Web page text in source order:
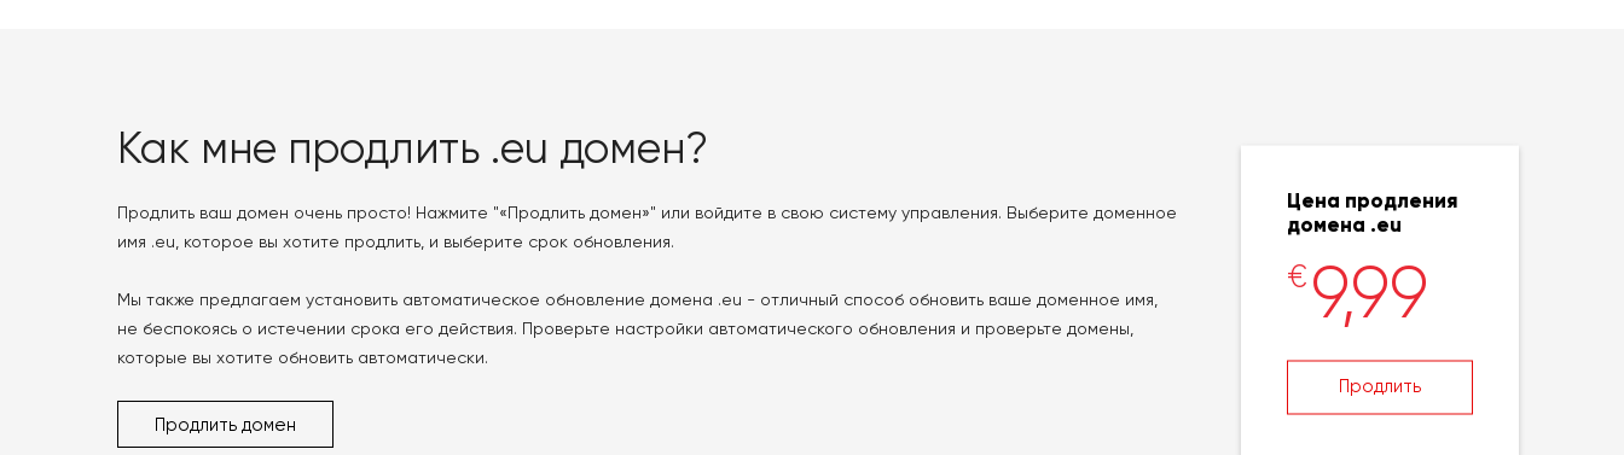
Как мне продлить .eu домен?
Продлить ваш домен очень просто! Нажмите "«Продлить домен»" или войдите в свою систему управления. Выберите доменное
имя .eu, которое вы хотите продлить, и выберите срок обновления.
Мы также предлагаем установить автоматическое обновление домена .eu - отличный способ обновить ваше доменное имя,
не беспокоясь о истечении срока его действия. Проверьте настройки автоматического обновления и проверьте домены,
которые вы хотите обновить автоматически.
Продлить домен
Цена продления
домена .eu
€9,99
Продлить